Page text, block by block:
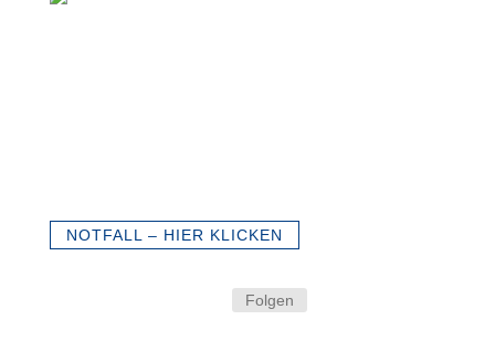
NOTFALL – HIER KLICKEN
Folgen